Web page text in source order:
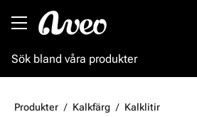
Produkter Kalkfärg Kalklitir